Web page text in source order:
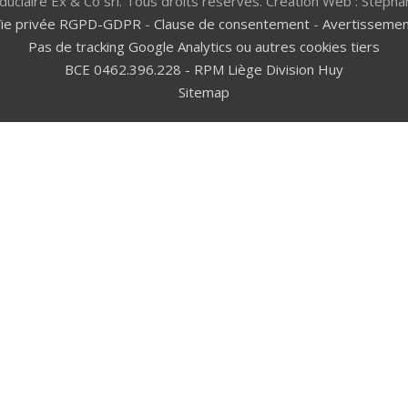
privée RGPD-GDPR - Clause de consentement -
Pas de tracking Google Analytics ou autres cookies tiers
BCE 0462.396.228 - RPM Liège Division Huy
Sitemap